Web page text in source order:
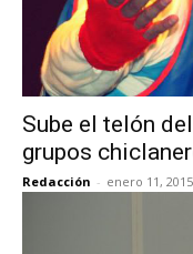
Sube el telón
grupos
Redacción - enero 11, 2015